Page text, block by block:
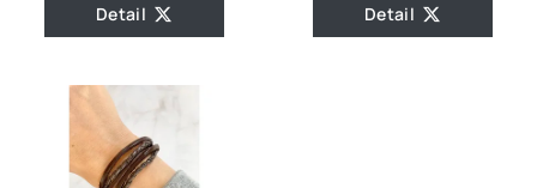
Detail Detail